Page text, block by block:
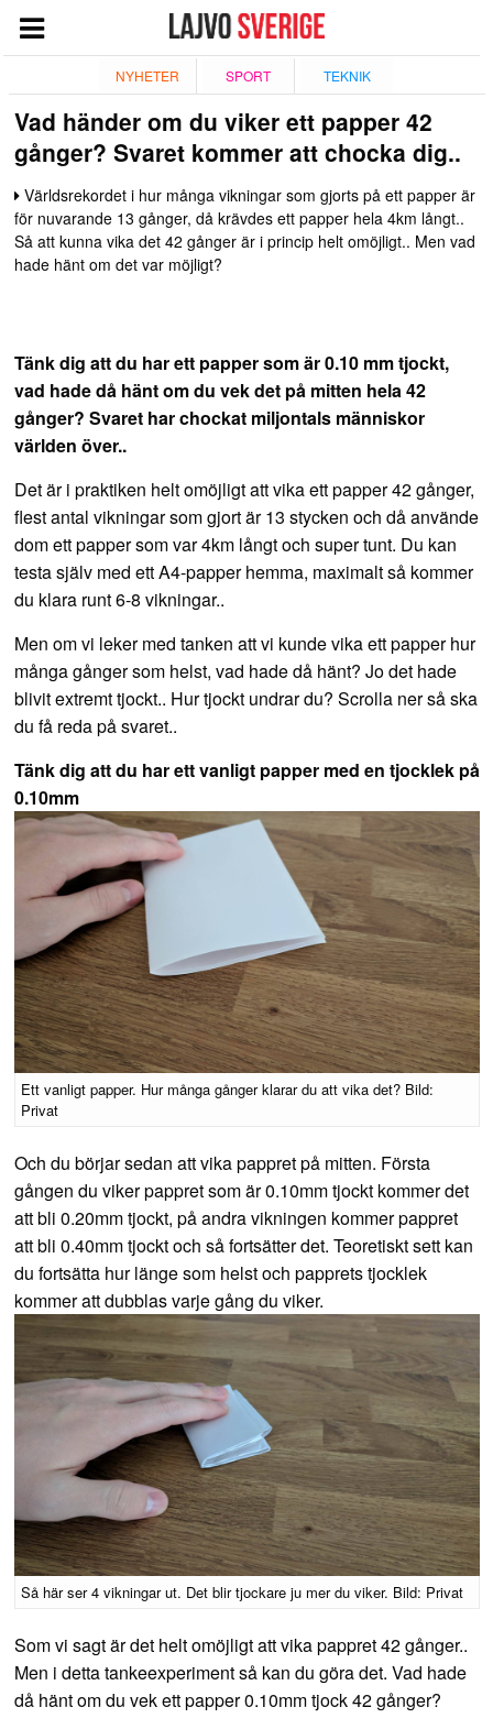
NYHETER SPORT TEKNIK
NYHETER
NÖJE
TV
TEKNIK
SPORT
GIVANDE
Vad händer om du viker ett papper 42
gånger? Svaret kommer att chocka dig..
Världsrekordet i hur många vikningar som gjorts på ett papper är
för nuvarande 13 gånger, då krävdes ett papper hela 4km långt..
Så att kunna vika det 42 gånger är i princip helt omöjligt.. Men vad
hade hänt om det var möjligt?
Tänk dig att du har ett papper som är 0.10 mm tjockt,
vad hade då hänt om du vek det på mitten hela 42
gånger? Svaret har chockat miljontals människor
världen över..
Det är i praktiken helt omöjligt att vika ett papper 42 gånger,
flest antal vikningar som gjort är 13 stycken och då använde
dom ett papper som var 4km långt och super tunt. Du kan
testa själv med ett A4-papper hemma, maximalt så kommer
du klara runt 6-8 vikningar..
Men om vi leker med tanken att vi kunde vika ett papper hur
många gånger som helst, vad hade då hänt? Jo det hade
blivit extremt tjockt.. Hur tjockt undrar du? Scrolla ner så ska
du få reda på svaret..
Tänk dig att du har ett vanligt papper med en tjocklek på
0.10mm
Ett vanligt papper. Hur många gånger klarar du att vika det? Bild:
Privat
Och du börjar sedan att vika pappret på mitten. Första
gången du viker pappret som är 0.10mm tjockt kommer det
att bli 0.20mm tjockt, på andra vikningen kommer pappret
att bli 0.40mm tjockt och så fortsätter det. Teoretiskt sett kan
du fortsätta hur länge som helst och papprets tjocklek
kommer att dubblas varje gång du viker.
Så här ser 4 vikningar ut. Det blir tjockare ju mer du viker. Bild: Privat
Som vi sagt är det helt omöjligt att vika pappret 42 gånger..
Men i detta tankeexperiment så kan du göra det. Vad hade
då hänt om du vek ett papper 0.10mm tjock 42 gånger?